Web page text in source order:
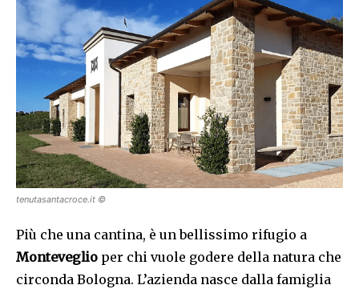
tenutasantacroce.it ©
Più che una cantina, è un bellissimo rifugio a
Monteveglio per chi vuole godere della natura che
circonda Bologna. L’azienda nasce dalla famiglia